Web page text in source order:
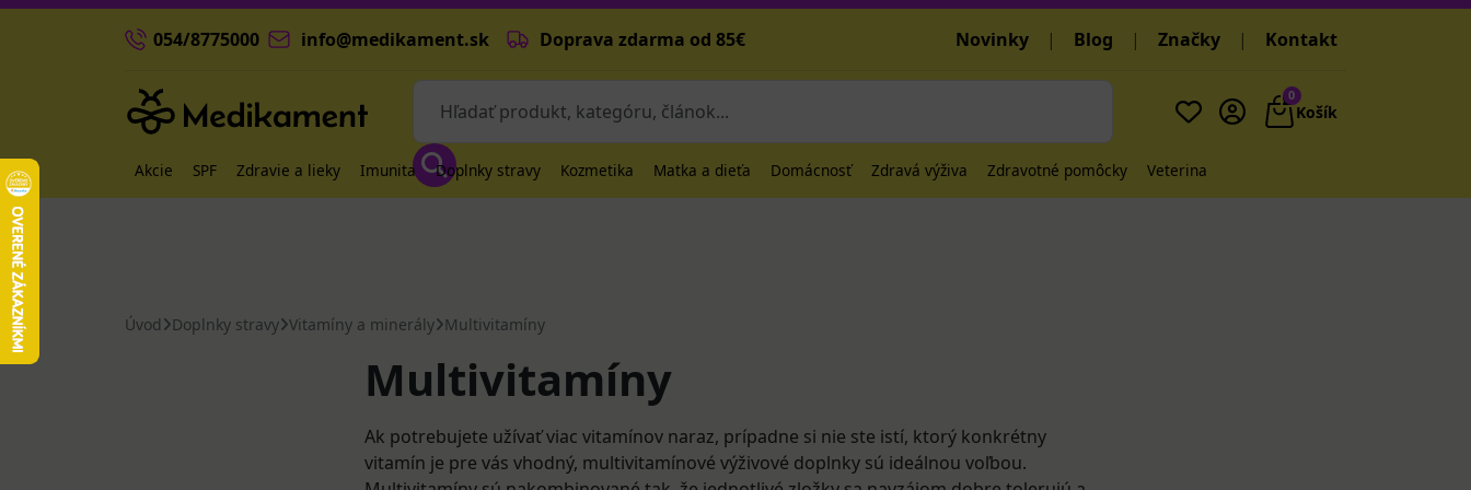
054/8775000 info@medikament.sk Doprava zdarma od 85€ Novinky | Blog | Značky | Kontakt
0
Košík
Akcie SPF Zdravie a lieky Imunita Doplnky stravy Kozmetika Matka a dieťa Domácnosť Zdravá výživa Zdravotné pomôcky Veterina
Úvod Doplnky stravy Vitamíny a minerály Multivitamíny
Multivitamíny
Ak potrebujete užívať viac vitamínov naraz, prípadne si nie ste istí, ktorý konkrétny
vitamín je pre vás vhodný, multivitamínové výživové doplnky sú ideálnou voľbou.